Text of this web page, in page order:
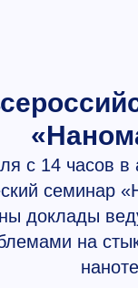
с 14 часов в
семинар
доклады
на